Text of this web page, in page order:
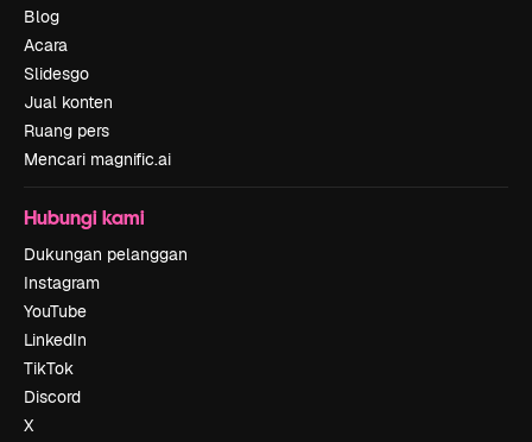
Blog
Acara
Slidesgo
Jual konten
Ruang pers
Mencari magnific.ai
Hubungi kami
Dukungan pelanggan
Instagram
YouTube
LinkedIn
TikTok
Discord
X